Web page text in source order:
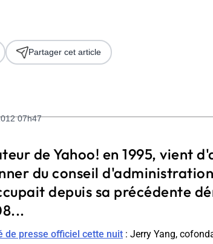
07h47
Partager cet article
de Yahoo! en 1995, vient
du conseil
depuis sa précédente
de presse officiel cette nuit : Jerry Yang,